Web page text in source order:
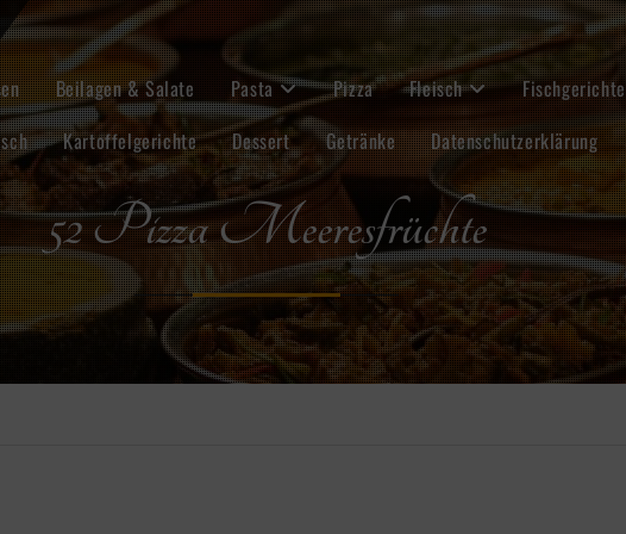
Beilagen & Salate Pasta Pizza Fleisch Fischgerichte
Kartoffelgerichte Dessert Getränke Datenschutzerklärung
52 Pizza Meeresfrüchte